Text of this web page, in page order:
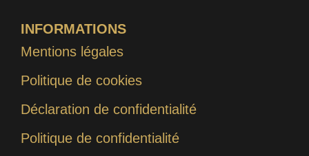
INFORMATIONS
Mentions légales
Politique de cookies
Déclaration de confidentialité
Politique de confidentialité